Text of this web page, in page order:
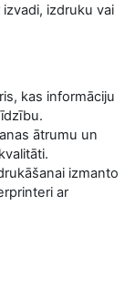
izdruku vai
kas informāciju
ātrumu un
izmanto
ar